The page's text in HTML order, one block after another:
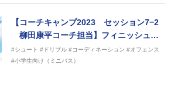
【コーチキャンプ2023 セッション7−2
柳田康平コーチ担当】フィニッシュス
キル(1on1)
#シュート #ドリブル #コーディネーション #オフェンス
#小学生向け（ミニバス）